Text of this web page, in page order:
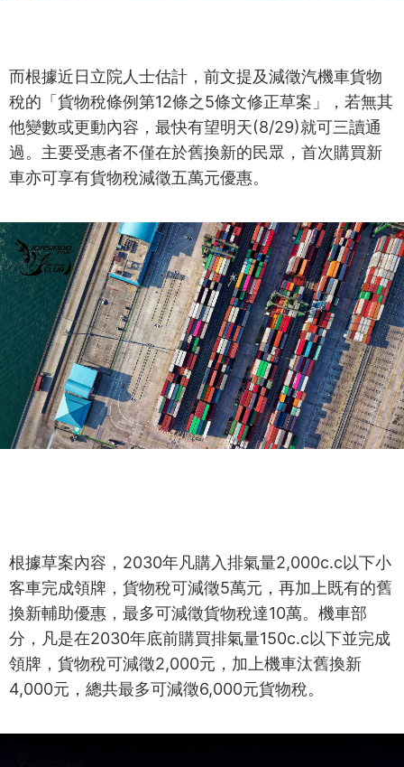
而根據近日立院人士估計，前文提及減徵汽機車貨物
稅的「貨物稅條例第12條之5條文修正草案」，若無其
他變數或更動內容，最快有望明天(8/29)就可三讀通
過。主要受惠者不僅在於舊換新的民眾，首次購買新
車亦可享有貨物稅減徵五萬元優惠。
根據草案內容，2030年凡購入排氣量2,000c.c以下小
客車完成領牌，貨物稅可減徵5萬元，再加上既有的舊
換新輔助優惠，最多可減徵貨物稅達10萬。機車部
分，凡是在2030年底前購買排氣量150c.c以下並完成
領牌，貨物稅可減徵2,000元，加上機車汰舊換新
4,000元，總共最多可減徵6,000元貨物稅。